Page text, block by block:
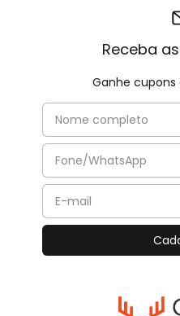
Receba
Ganhe cupons